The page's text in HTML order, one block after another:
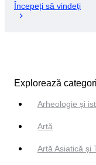
Începeți să vindeți
Explorează
Arheologie și
Artă
Artă Asiatică și